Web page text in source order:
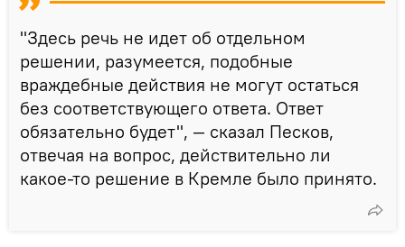
"Здесь речь не идет об отдельном
решении, разумеется, подобные
враждебные действия не могут остаться
без соответствующего ответа. Ответ
обязательно будет", — сказал Песков,
отвечая на вопрос, действительно ли
какое-то решение в Кремле было принято.